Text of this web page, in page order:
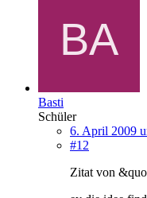
Basti
Schüler
6. April 2009
#12
Zitat von